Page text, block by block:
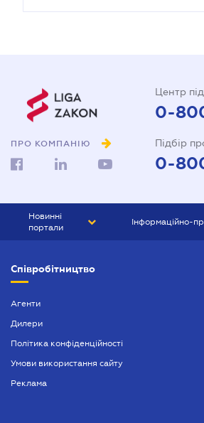
ПРО КОМПАНІЮ
Центр
0-
Підбір
0-
Новинні
портали
БІЗНЕС
Інформаційно-
БУХГАЛТЕР
Співробітництво
Агенти
Дилери
Політика конфіденційності
Умови використання сайту
Реклама